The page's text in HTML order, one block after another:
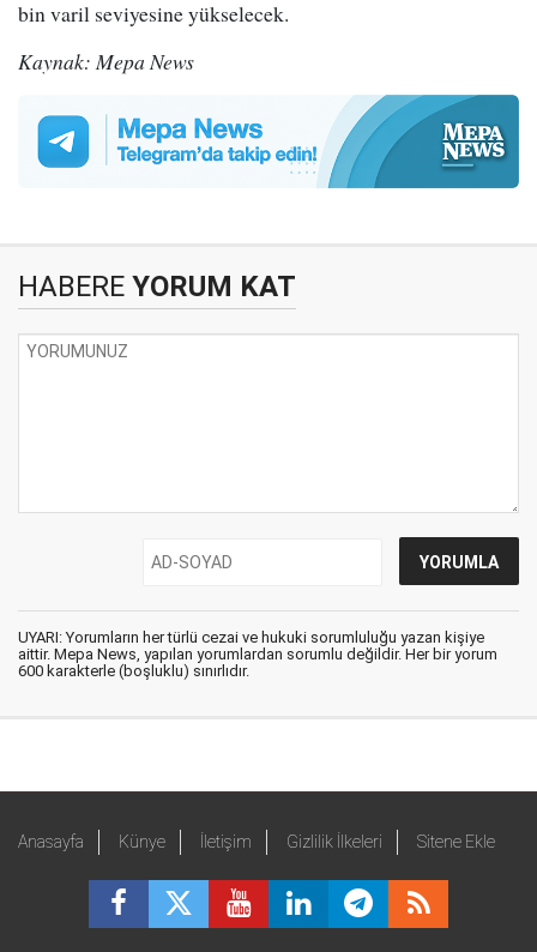
bin varil seviyesine yükselecek.
Kaynak: Mepa News
HABERE YORUM KAT
UYARI: Yorumların her türlü cezai ve hukuki sorumluluğu yazan kişiye
aittir. Mepa News, yapılan yorumlardan sorumlu değildir. Her bir yorum
600 karakterle (boşluklu) sınırlıdır.
Anasayfa Künye İletişim Gizlilik İlkeleri Sitene Ekle